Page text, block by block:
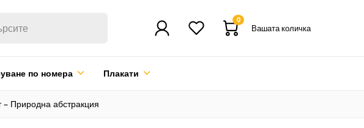
0
Вашата количка
по номера Плакати
Природна абстракция